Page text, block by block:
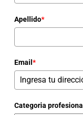
Apellido*
Email *
Categoria profesional